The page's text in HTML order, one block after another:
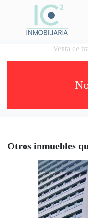
Venta de
Otros inmuebles
697-Btrastero